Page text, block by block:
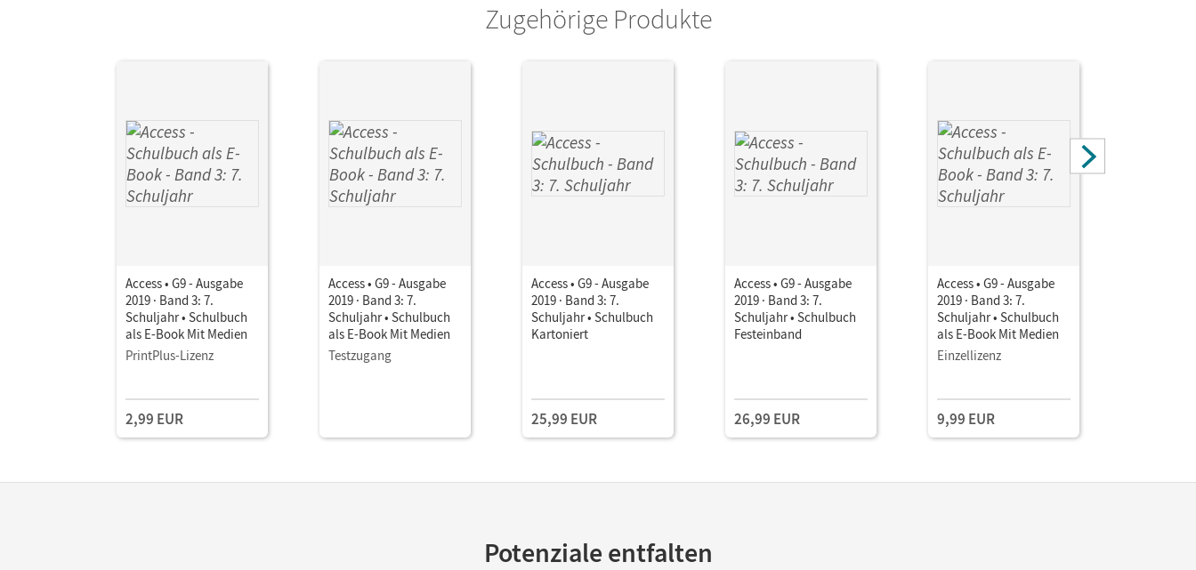
Zugehörige Produkte
Access • G9 - Ausgabe
2019 · Band 3: 7.
Schuljahr • Schulbuch
als E-Book Mit Medien
PrintPlus-Lizenz
2,99 EUR
Access • G9 - Ausgabe
2019 · Band 3: 7.
Schuljahr • Schulbuch
als E-Book Mit Medien
Testzugang
Access • G9 - Ausgabe
2019 · Band 3: 7.
Schuljahr • Schulbuch
Kartoniert
25,99 EUR
Access • G9 - Ausgabe
2019 · Band 3: 7.
Schuljahr • Schulbuch
Festeinband
26,99 EUR
Access • G9 - Ausgabe
2019 · Band 3: 7.
Schuljahr • Schulbuch
als E-Book Mit Medien
Einzellizenz
9,99 EUR
Potenziale entfalten